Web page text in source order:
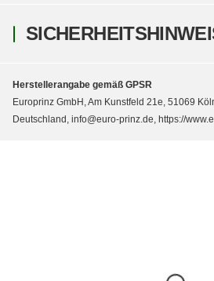
Herstellerangabe gemäß GPSR
Europrinz GmbH, Am Kunstfeld 21e, 51069
Deutschland, info@euro-prinz.de, https://